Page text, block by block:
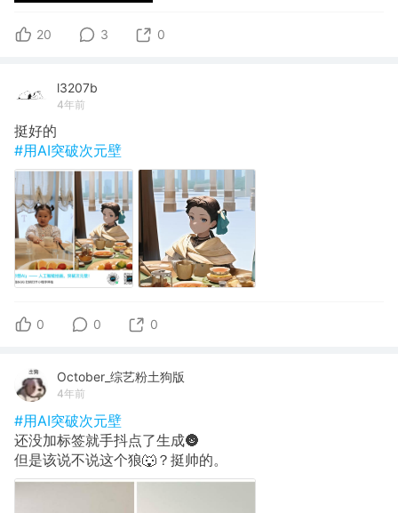
20 3 0
l3207b
4年前
挺好的
#用AI突破次元壁
0 0 0
October_综艺粉土狗版
4年前
#用AI突破次元壁
还没加标签就手抖点了生成🌚
但是该说不说这个狼🐺？挺帅的。